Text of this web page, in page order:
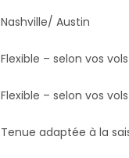
Nashville/ Austin
Flexible – selon vos vols
Flexible – selon vos vols
Tenue adaptée à la